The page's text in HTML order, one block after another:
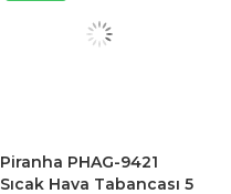
Piranha PHAG-9421
Sıcak Hava Tabancası 5